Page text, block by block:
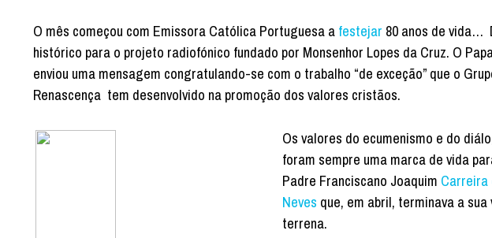
O mês começou com Emissora Católica Portuguesa a festejar 80 anos de vida…
histórico para o projeto radiofónico fundado por Monsenhor Lopes da Cruz. O
enviou uma mensagem congratulando-se com o trabalho “de exceção” que o
Renascença tem desenvolvido na promoção dos valores cristãos.
Os valores do ecumenismo e do
foram sempre uma marca de vida
Padre Franciscano Joaquim Carreira
Neves que, em abril, terminava a sua
terrena.